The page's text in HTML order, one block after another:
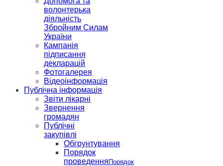
волонтерька
діяльність
Збройним Силам
України
Кампанія
підписання
декларацій
Фотогалерея
Відеоінформація
Публічна інформація
Звіти лікарні
Звернення
громадян
Публічні
закупівлі
Обгрунтування
Порядок
проведення Порядок